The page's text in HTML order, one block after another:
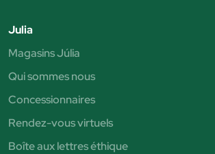
Julia
Magasins Júlia
Qui sommes nous
Concessionnaires
Rendez-vous virtuels
Boîte aux lettres éthique